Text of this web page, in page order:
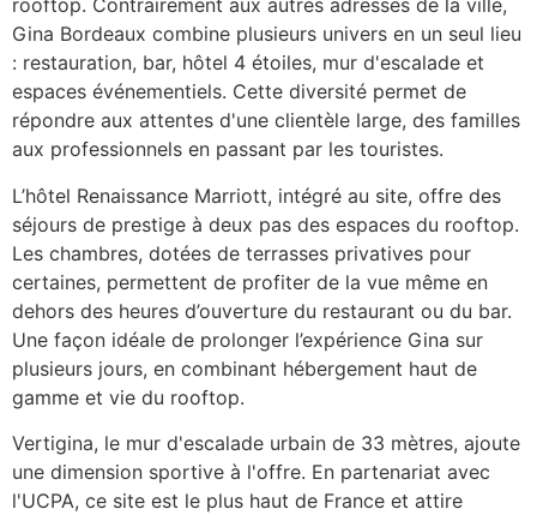
rooftop. Contrairement aux autres adresses de la ville,
Gina Bordeaux combine plusieurs univers en un seul lieu
: restauration, bar, hôtel 4 étoiles, mur d'escalade et
espaces événementiels. Cette diversité permet de
répondre aux attentes d'une clientèle large, des familles
aux professionnels en passant par les touristes.
L’hôtel Renaissance Marriott, intégré au site, offre des
séjours de prestige à deux pas des espaces du rooftop.
Les chambres, dotées de terrasses privatives pour
certaines, permettent de profiter de la vue même en
dehors des heures d’ouverture du restaurant ou du bar.
Une façon idéale de prolonger l’expérience Gina sur
plusieurs jours, en combinant hébergement haut de
gamme et vie du rooftop.
Vertigina, le mur d'escalade urbain de 33 mètres, ajoute
une dimension sportive à l'offre. En partenariat avec
l'UCPA, ce site est le plus haut de France et attire